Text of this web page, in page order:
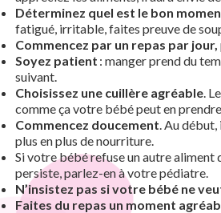
Déterminez quel est le bon
fatigué, irritable, faites preuve de
Commencez par un repas par jour,
Soyez patient : manger prend du
suivant.
Choisissez une cuillère agréable.
comme ça votre bébé peut en
Commencez doucement. Au
plus en plus de nourriture.
Si votre bébé refuse un autre aliment
persiste, parlez-en à votre pédiatre.
N’insistez pas si votre bébé ne
Faites du repas un moment